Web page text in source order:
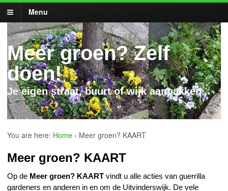
Menu
Meer groen? Zelf
doen!
Je eigen straat, buurt of wijk aanpakken...
You are here: Home › Meer groen? KAART
Meer groen? KAART
Op de Meer groen? KAART vindt u alle acties van guerrilla
gardeners en anderen in en om de Uitvinderswijk. De vele